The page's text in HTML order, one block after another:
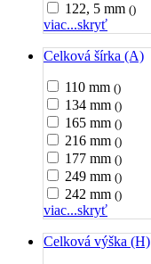
122, 5 mm ()
viac...skryť
Celková šírka (A)
110 mm ()
134 mm ()
165 mm ()
216 mm ()
177 mm ()
249 mm ()
242 mm ()
viac...skryť
Celková výška (H)